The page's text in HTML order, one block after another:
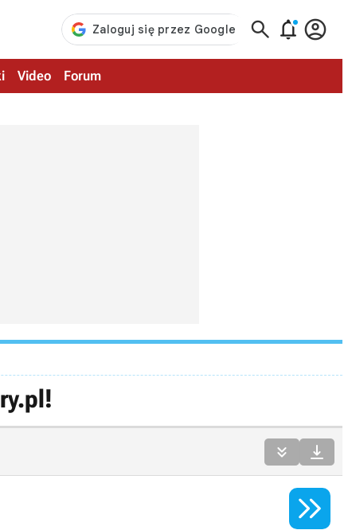
  
Video Forum
 
